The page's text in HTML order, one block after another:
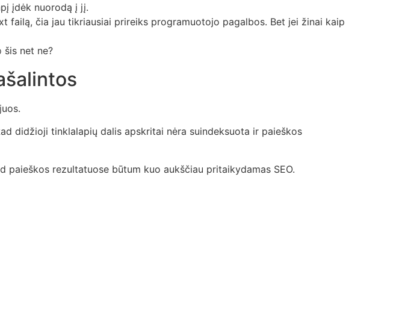
įdėk nuorodą į jį.
failą, čia jau tikriausiai prireiks programuotojo pagalbos. Bet jei žinai kaip
šis net ne?
didžioji tinklalapių dalis apskritai nėra suindeksuota ir paieškos
rezultatuose būtum kuo aukščiau pritaikydamas SEO.